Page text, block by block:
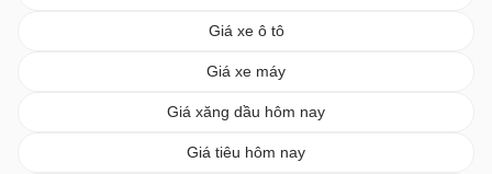
Giá xe ô tô
Giá xe máy
Giá xăng dầu hôm nay
Giá tiêu hôm nay